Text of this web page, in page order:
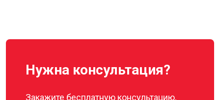
Нужна консультация?
Закажите бесплатную консультацию,